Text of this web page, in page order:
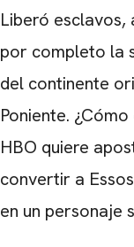
Liberó esclavos,
por completo la
del continente
Poniente.
HBO quiere
convertir a
en un personaje